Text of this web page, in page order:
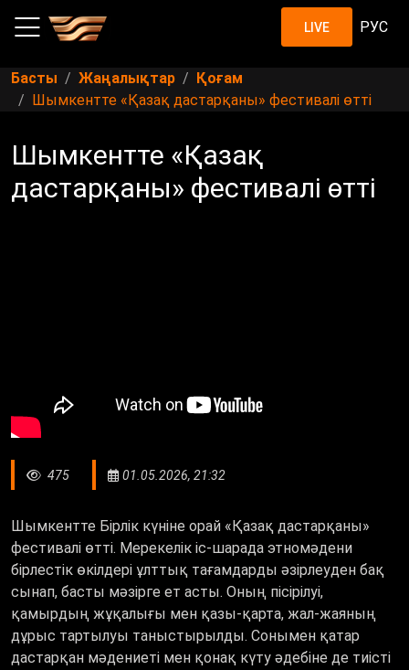
LIVE РУС
Басты Жаңалықтар
Қоғам
Шымкентте «Қазақ дастарқаны» фестивалі өтті
Шымкентте «Қазақ
дастарқаны» фестивалі өтті
475 01.05.2026, 21:32
Шымкентте Бірлік күніне орай «Қазақ дастарқаны»
фестивалі өтті. Мерекелік іс-шарада этномәдени
бірлестік өкілдері ұлттық тағамдарды әзірлеуден бақ
сынап, басты мәзірге ет асты. Оның пісірілуі,
қамырдың жұқалығы мен қазы-қарта, жал-жаяның
дұрыс тартылуы таныстырылды. Сонымен қатар
дастарқан мәдениеті мен қонақ күту әдебіне де тиісті